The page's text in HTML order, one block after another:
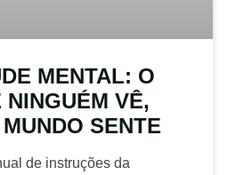
MENTAL: O
NINGUÉM VÊ,
SENTE
de instruções da